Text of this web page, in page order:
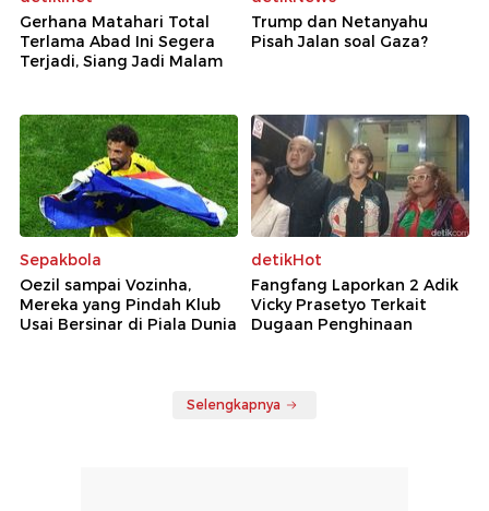
Gerhana Matahari Total
Terlama Abad Ini Segera
Terjadi, Siang Jadi Malam
Trump dan Netanyahu
Pisah Jalan soal Gaza?
Sepakbola
Oezil sampai Vozinha,
Mereka yang Pindah Klub
Usai Bersinar di Piala Dunia
detikHot
Fangfang Laporkan 2 Adik
Vicky Prasetyo Terkait
Dugaan Penghinaan
Selengkapnya